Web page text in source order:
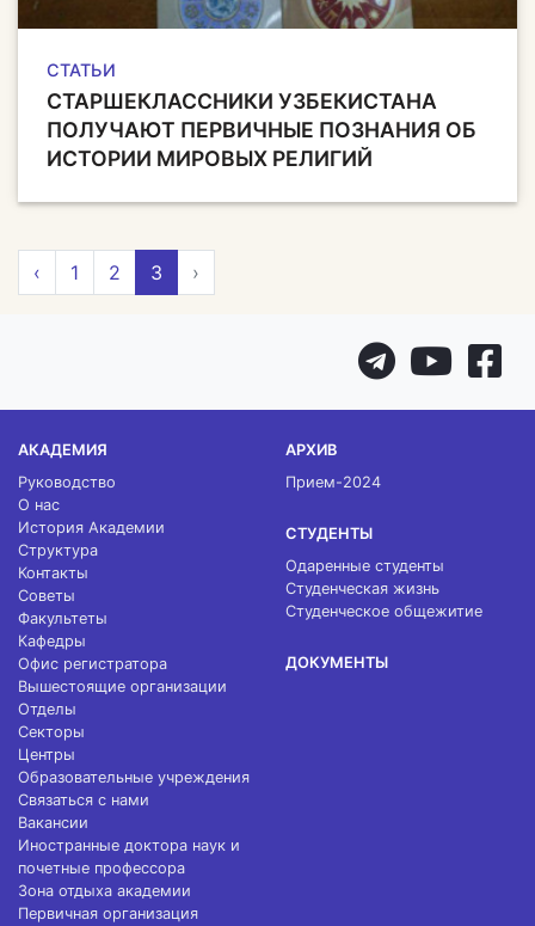
СТАТЬИ
СТАРШЕКЛАССНИКИ УЗБЕКИСТАНА
ПОЛУЧАЮТ ПЕРВИЧНЫЕ ПОЗНАНИЯ ОБ
ИСТОРИИ МИРОВЫХ РЕЛИГИЙ
‹ 1 2 3 ›
АКАДЕМИЯ
Руководство
О нас
История Академии
Структура
Контакты
Советы
Факультеты
Кафедры
Офис регистратора
Вышестоящие организации
Отделы
Секторы
Центры
Образовательные учреждения
Связаться с нами
Вакансии
Иностранные доктора наук и
почетные профессора
Зона отдыха академии
Первичная организация
АРХИВ
Прием-2024
СТУДЕНТЫ
Одаренные студенты
Студенческая жизнь
Студенческое общежитие
ДОКУМЕНТЫ